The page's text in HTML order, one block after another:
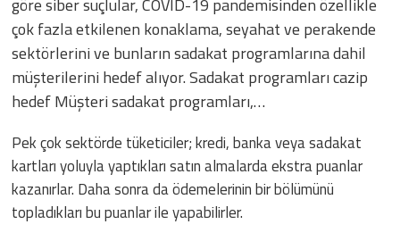
göre siber suçlular, COVID-19 pandemisinden özellikle
çok fazla etkilenen konaklama, seyahat ve perakende
sektörlerini ve bunların sadakat programlarına dahil
müşterilerini hedef alıyor. Sadakat programları cazip
hedef Müşteri sadakat programları,…
Pek çok sektörde tüketiciler; kredi, banka veya sadakat
kartları yoluyla yaptıkları satın almalarda ekstra puanlar
kazanırlar. Daha sonra da ödemelerinin bir bölümünü
topladıkları bu puanlar ile yapabilirler.